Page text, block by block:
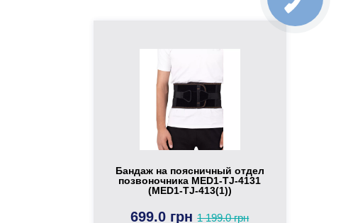
Бандаж на поясничный отдел
позвоночника MED1-TJ-4131
(MED1-TJ-413(1))
699.0 грн1 199.0 грн